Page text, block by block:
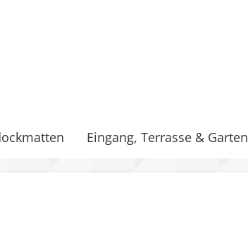
Eingang, Terrasse & Garten